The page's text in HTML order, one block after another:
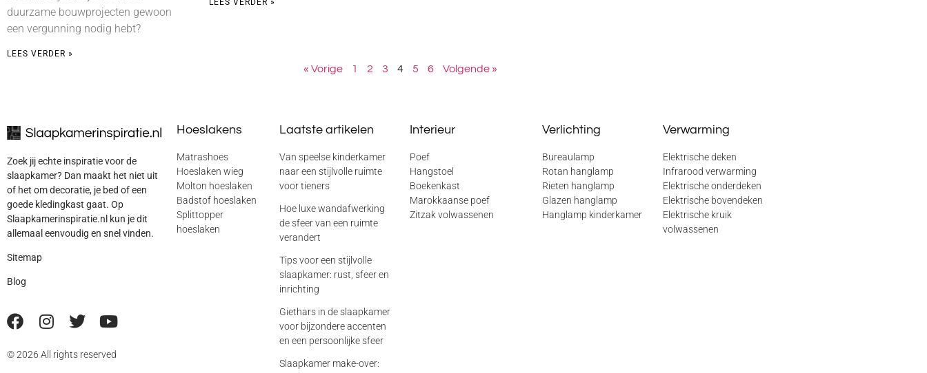
duurzame bouwprojecten gewoon
een vergunning nodig hebt?
LEES VERDER »
« Vorige 1 2 3 4 5 6 Volgende »
Zoek jij echte inspiratie voor de
slaapkamer? Dan maakt het niet uit
of het om decoratie, je bed of een
goede kledingkast gaat. Op
Slaapkamerinspiratie.nl kun je dit
allemaal eenvoudig en snel vinden.
Sitemap
Blog
© 2026 All rights reserved
Hoeslakens
Matrashoes
Hoeslaken wieg
Molton hoeslaken
Badstof hoeslaken
Splittopper
hoeslaken
Laatste artikelen
Van speelse kinderkamer
naar een stijlvolle ruimte
voor tieners
Hoe luxe wandafwerking
de sfeer van een ruimte
verandert
Tips voor een stijlvolle
slaapkamer: rust, sfeer en
inrichting
Giethars in de slaapkamer
voor bijzondere accenten
en een persoonlijke sfeer
Slaapkamer make-over:
Interieur
Poef
Hangstoel
Boekenkast
Marokkaanse poef
Zitzak volwassenen
Verlichting
Bureaulamp
Rotan hanglamp
Rieten hanglamp
Glazen hanglamp
Hanglamp kinderkamer
Verwarming
Elektrische deken
Infrarood verwarming
Elektrische onderdeken
Elektrische bovendeken
Elektrische kruik
volwassenen